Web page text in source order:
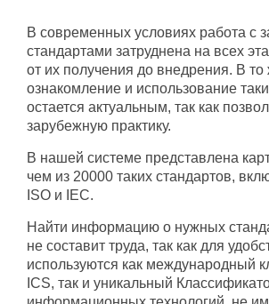
В современных условиях работа с
стандартами затруднена на всех
от их получения до внедрения. В
ознакомление и использование
остается актуальным, так как
зарубежную практику.
В нашей системе представлена
чем из 20000 таких стандартов,
ISO и IEC.
Найти информацию о нужных
не составит труда, так как для
используются как международный
ICS, так и уникальный